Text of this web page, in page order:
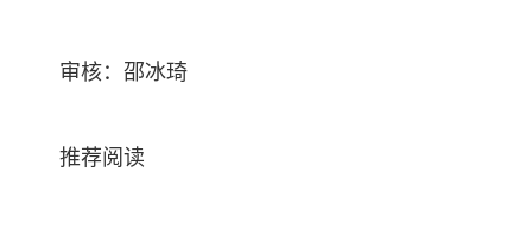
审核：邵冰琦
推荐阅读